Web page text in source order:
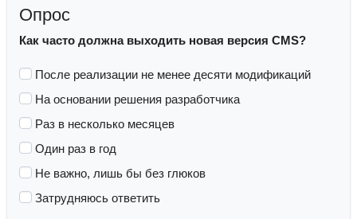
Опрос
Как часто должна выходить новая версия CMS?
После реализации не менее десяти модификаций
На основании решения разработчика
Раз в несколько месяцев
Один раз в год
Не важно, лишь бы без глюков
Затрудняюсь ответить